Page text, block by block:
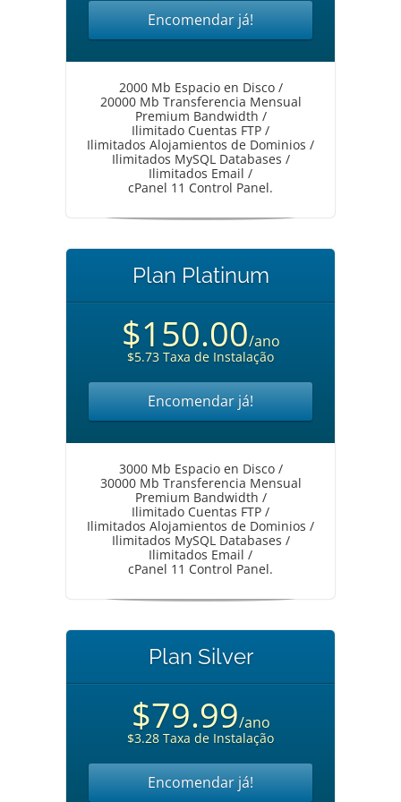
Encomendar já!
2000 Mb Espacio en Disco /
20000 Mb Transferencia Mensual
Premium Bandwidth /
Ilimitado Cuentas FTP /
Ilimitados Alojamientos de Dominios /
Ilimitados MySQL Databases /
Ilimitados Email /
cPanel 11 Control Panel.
Plan Platinum
$150.00/ano
$5.73 Taxa de Instalação
Encomendar já!
3000 Mb Espacio en Disco /
30000 Mb Transferencia Mensual
Premium Bandwidth /
Ilimitado Cuentas FTP /
Ilimitados Alojamientos de Dominios /
Ilimitados MySQL Databases /
Ilimitados Email /
cPanel 11 Control Panel.
Plan Silver
$79.99/ano
$3.28 Taxa de Instalação
Encomendar já!